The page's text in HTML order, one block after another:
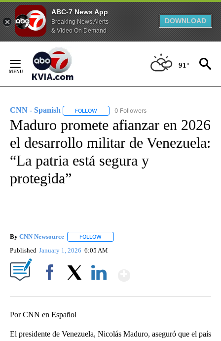
ABC-7 News App
Breaking News Alerts
& Video On Demand
DOWNLOAD
Content
91°
CNN - Spanish FOLLOW FOLLOW "CNN - SPANISH" TO RECEIVE
0 Followers
Maduro promete afianzar en 2026
el desarrollo militar de Venezuela:
“La patria está segura y
protegida”
By CNN Newsource FOLLOW
Published January 1, 2026 6:05 AM
Por CNN en Español
El presidente de Venezuela, Nicolás Maduro, aseguró que el país